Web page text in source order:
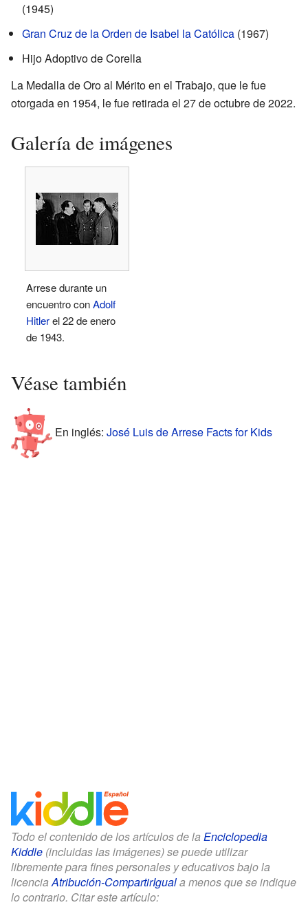
(1945)
Gran Cruz de la Orden de Isabel la Católica (1967)
Hijo Adoptivo de Corella
La Medalla de Oro al Mérito en el Trabajo, que le fue
otorgada en 1954, le fue retirada el 27 de octubre de 2022.
Galería de imágenes
Arrese durante un
encuentro conAdolf
Hitlerel 22 de enero
de 1943.
Véase también
En inglés: José Luis de Arrese Facts for Kids
Todo el contenido de los artículos de la Enciclopedia
Kiddle (incluidas las imágenes) se puede utilizar
libremente para fines personales y educativos bajo la
licenciaAtribución-CompartirIguala menos que se indique
lo contrario. Citar este artículo: